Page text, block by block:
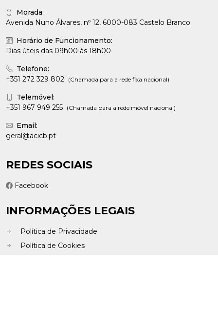
Morada:
Avenida Nuno Álvares, nº 12, 6000-083 Castelo Branco
Horário de Funcionamento:
Dias úteis das 09h00 às 18h00
Telefone:
+351 272 329 802 (Chamada para a rede fixa nacional)
Telemóvel:
+351 967 949 255 (Chamada para a rede móvel nacional)
Email:
geral@acicb.pt
REDES SOCIAIS
Facebook
INFORMAÇÕES LEGAIS
Política de Privacidade
Política de Cookies